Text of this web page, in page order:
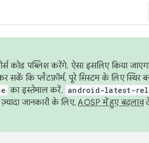
कोड पब्लिश करेंगे. ऐसा इसलिए किया
कि प्लैटफ़ॉर्म, पूरे सिस्टम के लिए स्थिर
का इस्तेमाल करें. android-latest-
जानकारी के लिए,AOSP में हुए बदलाव